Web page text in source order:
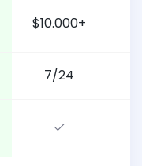
$10.000+
7/24